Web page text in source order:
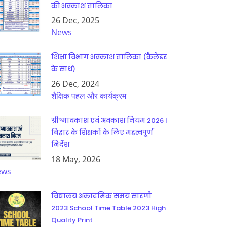
की अवकाश तालिका
26 Dec, 2025
News
शिक्षा विभाग अवकाश तालिका (कैलेंडर
के साथ)
26 Dec, 2024
शैक्षिक पहल और कार्यक्रम
ग्रीष्मावकाश एवं अवकाश नियम 2026 |
बिहार के शिक्षकों के लिए महत्वपूर्ण
निर्देश
18 May, 2026
विद्यालय अकादमिक समय सारणी
2023 School Time Table 2023 High
Quality Print